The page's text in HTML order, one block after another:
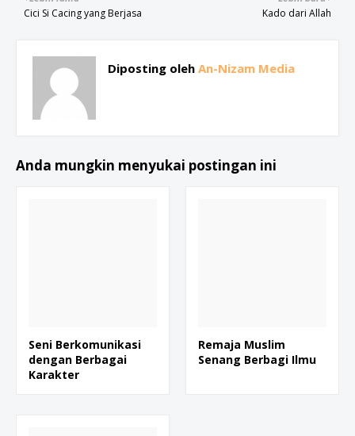
Kado dari Allah
Cici Si Cacing yang Berjasa
Diposting oleh An-Nizam Media
Anda mungkin menyukai postingan ini
Seni Berkomunikasi
dengan Berbagai
Karakter
Remaja Muslim
Senang Berbagi Ilmu